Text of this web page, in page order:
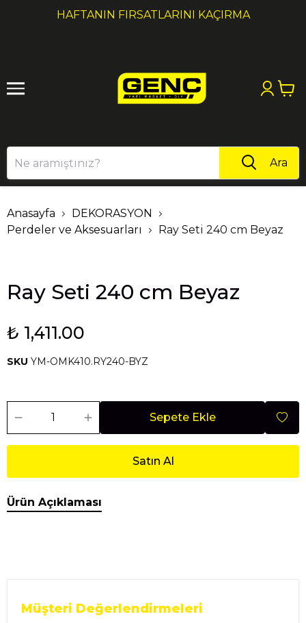
1000₺ ÜZERI ALIŞVERIŞLERDE
1 2
Ara
Anasayfa
DEKORASYON
Perdeler ve Aksesuarları
Ray Seti 240 cm Beyaz
Ray Seti 240 cm Beyaz
₺ 1,411.00
SKU YM-OMK410.RY240-BYZ
Sepete Ekle
Satın Al
Ürün Açıklaması
Müşteri Değerlendirmeleri